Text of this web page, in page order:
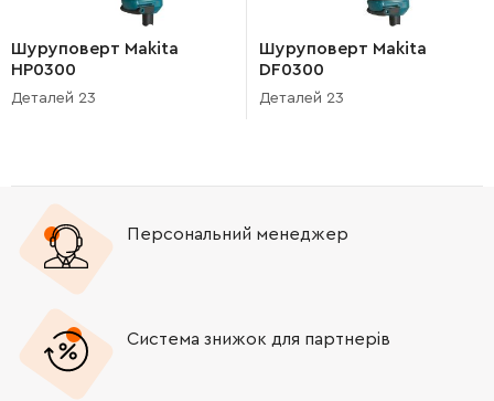
Шуруповерт Makita
HP0300
Деталей 23
Шуруповерт Makita
DF0300
Деталей 23
Персональний менеджер
Система знижок для партнерів